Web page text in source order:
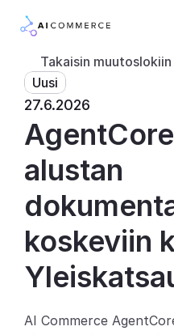
AI-toiminnot
Kumppanit
Hinnoittelu
Kehittäjille
Takaisin muutoslokiin
Uusi
27.6.2026
alustan
koskeviin
AI Commerce